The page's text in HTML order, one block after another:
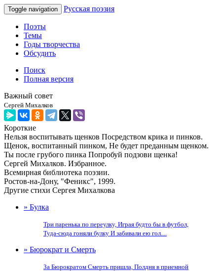
Toggle navigation Русская поэзия
Поэты
Темы
Годы творчества
Обсудить
Поиск
Полная версия
Важный совет
Сергей Михалков
Короткие
Нельзя воспитывать щенков Посредством крика и пинков.
Щенок, воспитанный пинком, Не будет преданным щенком.
Ты после грубого пинка Попробуй подзови щенка!
Сергей Михалков. Избранное.
Всемирная библиотека поэзии.
Ростов-на-Дону, "Феникс", 1999.
Другие стихи Сергея Михалкова
» Булка
Три паренька по переулку, Играя будто бы в футбол,
Туда-сюда гоняли булку И забивали ею гол....
» Бюрократ и Смерть
За Бюрократом Смерть пришла, Полдня в приемной